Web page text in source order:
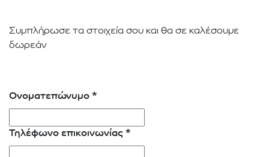
Συμπλήρωσε τα στοιχεία σου και θα σε καλέσουμε
δωρεάν
Ονοματεπώνυμο *
Τηλέφωνο επικοινωνίας *